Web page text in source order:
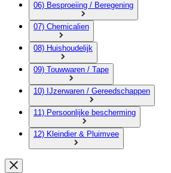
06) Besproeiing / Beregening
07) Chemicalien
08) Huishoudelijk
09) Touwwaren / Tape
10) IJzerwaren / Gereedschappen
11) Persoonlijke bescherming
12) Kleindier & Pluimvee